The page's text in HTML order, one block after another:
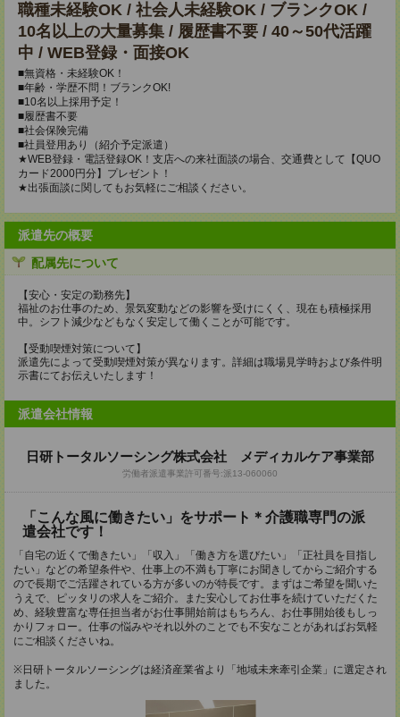
職種未経験OK / 社会人未経験OK / ブランクOK /
10名以上の大量募集 / 履歴書不要 / 40～50代活躍
中 / WEB登録・面接OK
■無資格・未経験OK！
■年齢・学歴不問！ブランクOK!
■10名以上採用予定！
■履歴書不要
■社会保険完備
■社員登用あり（紹介予定派遣）
★WEB登録・電話登録OK！支店への来社面談の場合、交通費として【QUO
カード2000円分】プレゼント！
★出張面談に関してもお気軽にご相談ください。
派遣先の概要
配属先について
【安心・安定の勤務先】
福祉のお仕事のため、景気変動などの影響を受けにくく、現在も積極採用
中。シフト減少などもなく安定して働くことが可能です。
【受動喫煙対策について】
派遣先によって受動喫煙対策が異なります。詳細は職場見学時および条件明
示書にてお伝えいたします！
派遣会社情報
日研トータルソーシング株式会社 メディカルケア事業部
労働者派遣事業許可番号:派13-060060
「こんな風に働きたい」をサポート＊介護職専門の派
遣会社です！
「自宅の近くで働きたい」「収入」「働き方を選びたい」「正社員を目指し
たい」などの希望条件や、仕事上の不満も丁寧にお聞きしてからご紹介する
ので長期でご活躍されている方が多いのが特長です。まずはご希望を聞いた
うえで、ピッタリの求人をご紹介。また安心してお仕事を続けていただくた
め、経験豊富な専任担当者がお仕事開始前はもちろん、お仕事開始後もしっ
かりフォロー。仕事の悩みやそれ以外のことでも不安なことがあればお気軽
にご相談くださいね。
※日研トータルソーシングは経済産業省より「地域未来牽引企業」に選定され
ました。